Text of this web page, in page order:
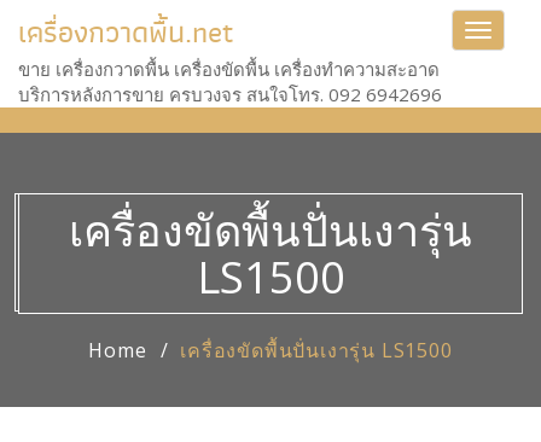
Toggle
เครื่องกวาดพื้น.net
ขาย เครื่องกวาดพื้น เครื่องขัดพื้น เครื่องทำความสะอาด
บริการหลังการขาย ครบวงจร สนใจโทร. 092 6942696
เครื่องขัดพื้นปั่นเงารุ่น
LS1500
Home เครื่องขัดพื้นปั่นเงารุ่น LS1500